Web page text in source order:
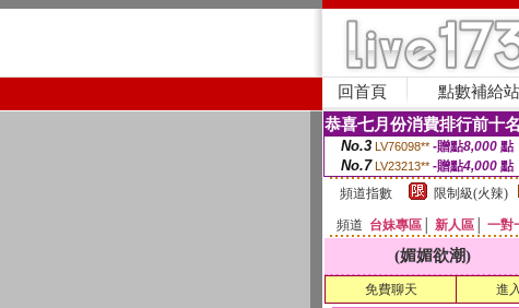
回首頁 點數補給站
恭喜七月份消費排行前十
No.3 LV76098** -贈點8,000點
No.7 LV23213** -贈點4,000 點
頻道指數
限制級(火辣)
頻道 台妹專區 新人區 一對
(媚媚欲潮)
免費聊天 進